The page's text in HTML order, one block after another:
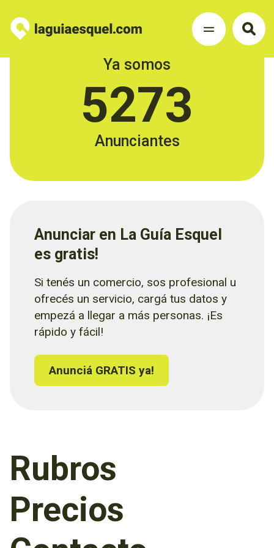
Ya somos
5273
Anunciantes
Anunciar en La Guía Esquel
es gratis!
Si tenés un comercio, sos profesional u
ofrecés un servicio, cargá tus datos y
empezá a llegar a más personas. ¡Es
rápido y fácil!
Anunciá GRATIS ya!
Rubros
Precios